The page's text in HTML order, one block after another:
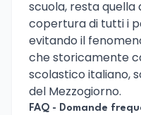
scuola, resta
copertura di tutti i
evitando il
che storicamente
scolastico italiano,
del Mezzogiorno.
FAQ - Domande